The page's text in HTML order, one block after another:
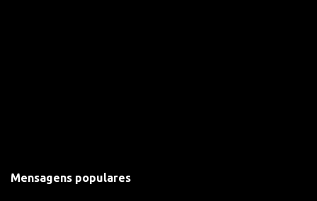
Mensagens populares